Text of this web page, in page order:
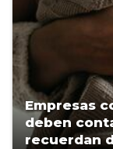
Empresas
deben
recuerdan